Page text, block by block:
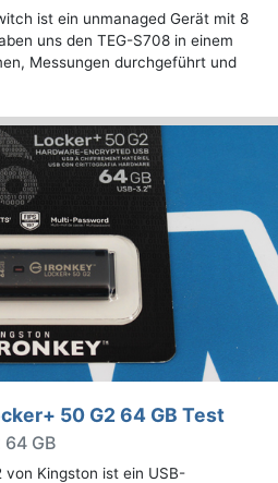
ist ein unmanaged Gerät mit 8
uns den TEG-S708 in einem
Messungen durchgeführt und
50 G2 64 GB Test
GB
von Kingston ist ein USB-